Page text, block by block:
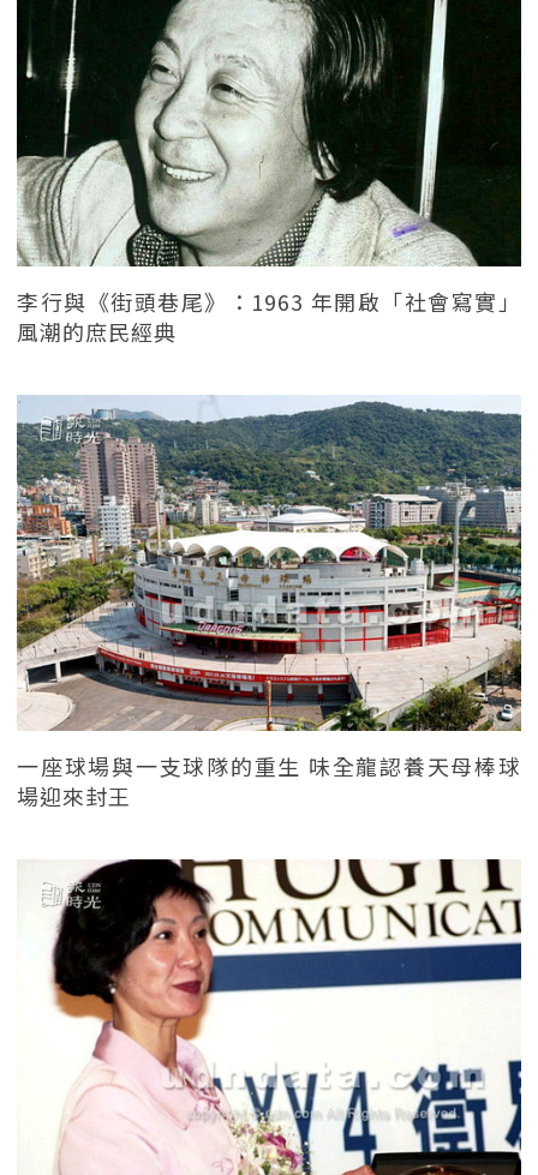
李行與《街頭巷尾》：1963 年開啟「社會寫實」
風潮的庶民經典
一座球場與一支球隊的重生 味全龍認養天母棒球
場迎來封王